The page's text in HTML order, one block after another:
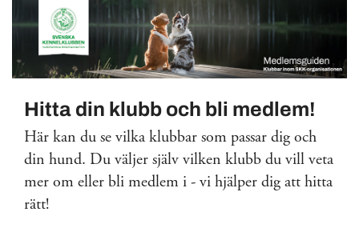
Hitta din klubb och bli medlem!
Här kan du se vilka klubbar som passar dig och
din hund. Du väljer själv vilken klubb du vill veta
mer om eller bli medlem i - vi hjälper dig att hitta
rätt!